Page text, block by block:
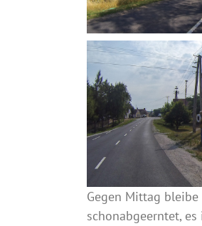
Gegen Mittag
schonabgeerntet,